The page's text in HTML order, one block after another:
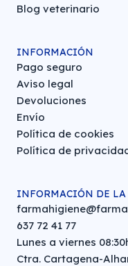
Blog veterinario
INFORMACIÓN
Pago seguro
Aviso legal
Devoluciones
Envío
Política de cookies
Política de
INFORMACIÓN DE
637 72 41 77
Lunes a viernes
Ctra. Cartagena-